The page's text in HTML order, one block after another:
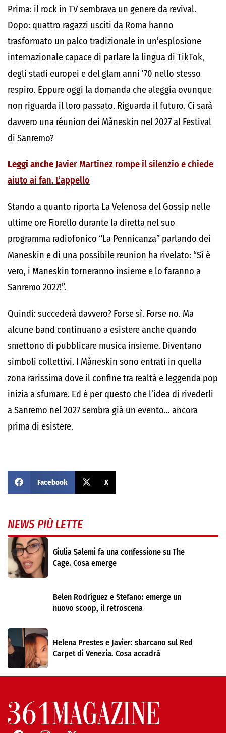
Prima: il rock in TV sembrava un genere da revival.
Dopo: quattro ragazzi usciti da Roma hanno
trasformato un palco tradizionale in un’esplosione
internazionale capace di parlare la lingua di TikTok,
degli stadi europei e del glam anni ’70 nello stesso
respiro. Eppure oggi la domanda che aleggia ovunque
non riguarda il loro passato. Riguarda il futuro. Ci sarà
davvero una réunion dei Måneskin nel 2027 al Festival
di Sanremo?
Leggi anche Javier Martinez rompe il silenzio e chiede
aiuto ai fan. L’appello
Stando a quanto riporta La Velenosa del Gossip nelle
ultime ore Fiorello durante la diretta nel suo
programma radiofonico “La Pennicanza” parlando dei
Maneskin e di una possibile reunion ha rivelato: “Sì è
vero, i Maneskin torneranno insieme e lo faranno a
Sanremo 2027!”.
Quindi: succederà davvero? Forse sì. Forse no. Ma
alcune band continuano a esistere anche quando
smettono di pubblicare musica insieme. Diventano
simboli collettivi. I Måneskin sono entrati in quella
zona rarissima dove il confine tra realtà e leggenda pop
inizia a sfumare. Ed è per questo che l’idea di rivederli
a Sanremo nel 2027 sembra già un evento… ancora
prima di esistere.
Facebook X
NEWS PIÙ LETTE
Giulia Salemi fa una confessione su The
Cage. Cosa emerge
Belen Rodríguez e Stefano: emerge un
nuovo scoop, il retroscena
Helena Prestes e Javier: sbarcano sul Red
Carpet di Venezia. Cosa accadrà